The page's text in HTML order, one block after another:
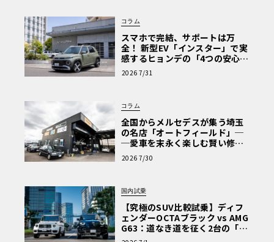
コラム
スマホで完結、サポートは万
全！ 新型EV「インスター」で実
感するヒョンデの「4つの安心」
【第1回・ヒョンデ6つの疑問：
Why? Hyundai?】〈PR〉
2026 7/31
コラム
全国からメルセデスが集う埼玉
の名店「オートフィールド」─
─愛車を末永く楽しむ賢い修理
術と、プロがフックス製オイル
を選ぶ理由〈PR〉
2026 7/30
国内試乗
【究極のSUV比較試乗】ディフ
ェンダーOCTAブラック vs AMG
G63：道なき道を征く2台の「対
極的アプローチ」